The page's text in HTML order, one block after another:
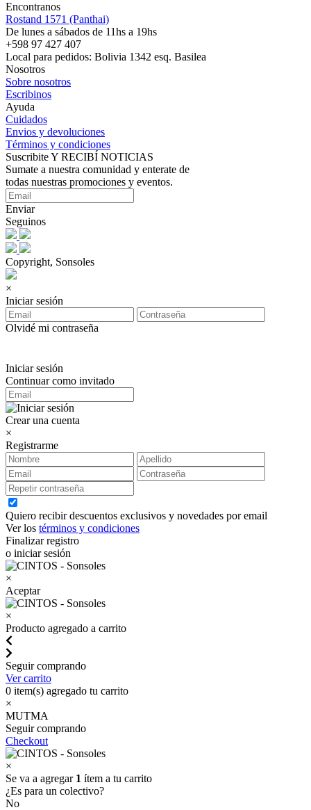
Encontranos
Rostand 1571 (Panthai)
De lunes a sábados de 11hs a 19hs
+598 97 427 407
Local para pedidos: Bolivia 1342 esq. Basilea
Nosotros
Sobre nosotros
Escribinos
Ayuda
Cuidados
Envios y devoluciones
Términos y condiciones
Suscribite Y RECIBÍ NOTICIAS
Sumate a nuestra comunidad y enterate de
todas nuestras promociones y eventos.
Enviar
Seguinos
Copyright, Sonsoles
×
Iniciar sesión
Olvidé mi contraseña
Iniciar sesión
Continuar como invitado
Crear una cuenta
×
Registrarme
Quiero recibir descuentos exclusivos y novedades por email
Ver los términos y condiciones
Finalizar registro
o iniciar sesión
×
Aceptar
×
Producto agregado a carrito
Seguir comprando
Ver carrito
0 item(s) agregado tu carrito
×
MUTMA
Seguir comprando
Checkout
×
Se va a agregar 1 ítem a tu carrito
¿Es para un colectivo?
No